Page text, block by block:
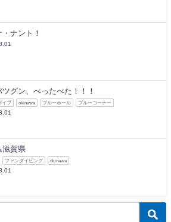
ナント！
ツグン、べったべた！！！
イブ okinawa ブルーホール ブルーコーナー
滋賀県
ファンダイビング okinawa